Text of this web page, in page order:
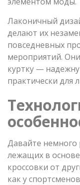
Лаконичный
делают их
повседневных
мероприятий.
куртку —
практически для
Давайте немного
лежащих в основе
кроссовки от
как у